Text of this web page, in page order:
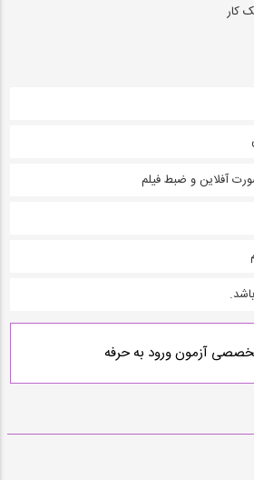
کار
آفلاین و ضبط فیلم
آزمون ورود به حرفه